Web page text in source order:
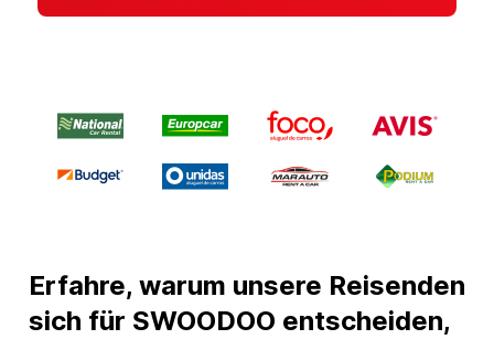
Erfahre, warum unsere Reisenden
sich für SWOODOO entscheiden,